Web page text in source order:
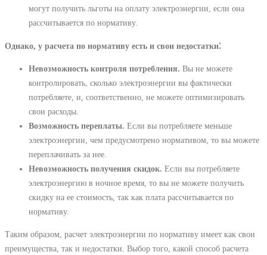
могут получить льготы на оплату электроэнергии, если она
рассчитывается по нормативу.
Однако, у расчета по нормативу есть и свои недостатки⁚
Невозможность контроля потребления. Вы не можете
контролировать, сколько электроэнергии вы фактически
потребляете, и, соответственно, не можете оптимизировать
свои расходы.
Возможность переплаты. Если вы потребляете меньше
электроэнергии, чем предусмотрено нормативом, то вы можете
переплачивать за нее.
Невозможность получения скидок. Если вы потребляете
электроэнергию в ночное время, то вы не можете получить
скидку на ее стоимость, так как плата рассчитывается по
нормативу.
Таким образом, расчет электроэнергии по нормативу имеет как свои
преимущества, так и недостатки. Выбор того, какой способ расчета